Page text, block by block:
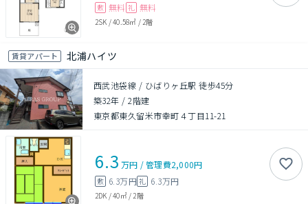
敷 無料 礼 無料
2SK /40.58㎡ / 2階
賃貸アパート 北浦ハイツ
西武池袋線 / ひばりヶ丘駅 徒歩45分
築32年 /2階建
東京都東久留米市幸町４丁目11-21
6.3 万円 /管理費2,000円
敷 6.3万円礼 6.3万円
2DK /40㎡/ 2階